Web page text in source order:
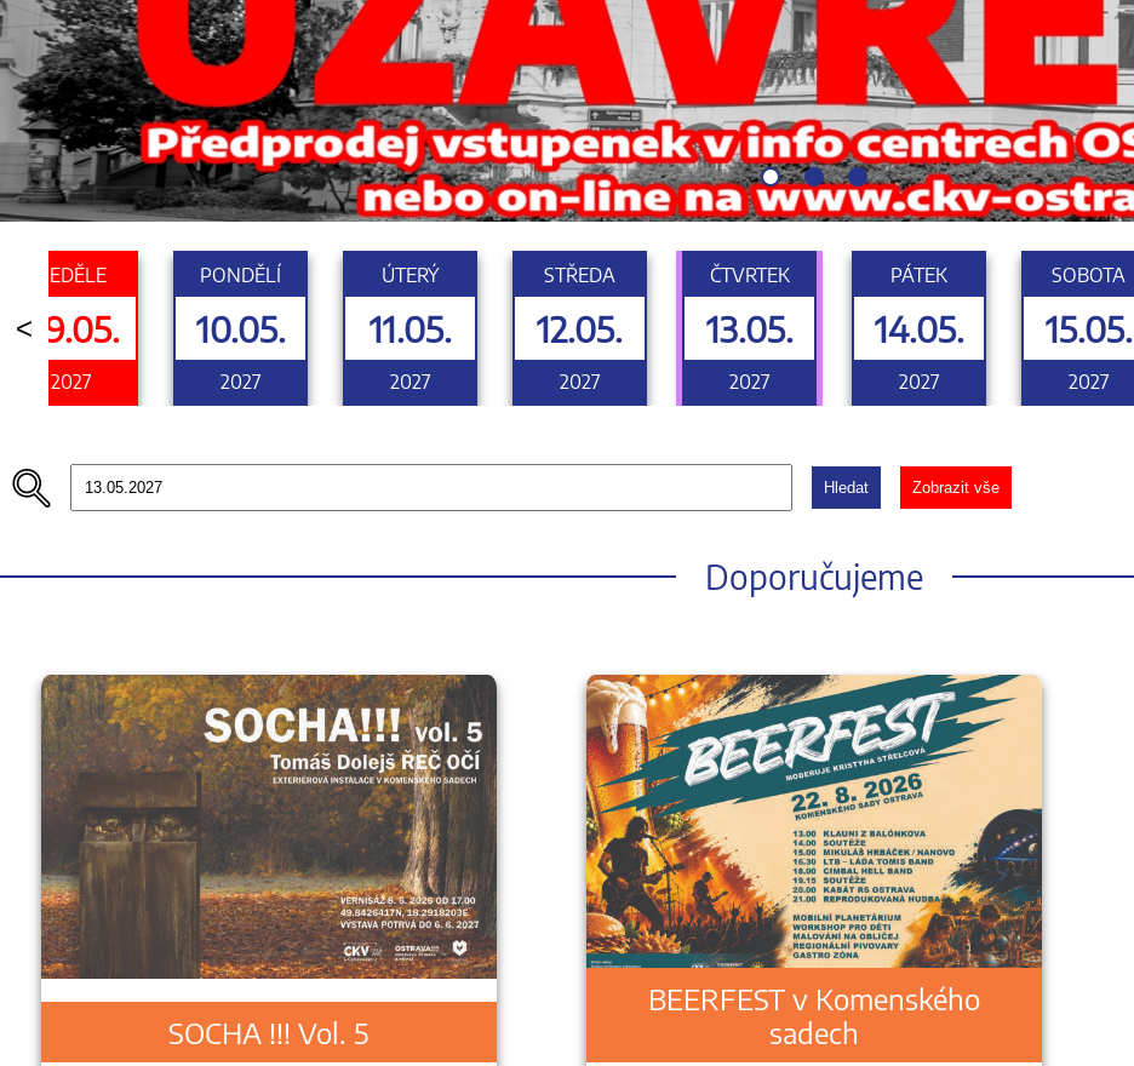
<
NEDĚLE
09.05.
2027
PONDĚLÍ
10.05.
2027
ÚTERÝ
11.05.
2027
STŘEDA
12.05.
2027
ČTVRTEK
13.05.
2027
PÁTEK
14.05.
2027
SOBOTA
15.05.
2027
Hledat Zobrazit vše
Doporučujeme
SOCHA !!! Vol. 5
BEERFEST v Komenského
sadech